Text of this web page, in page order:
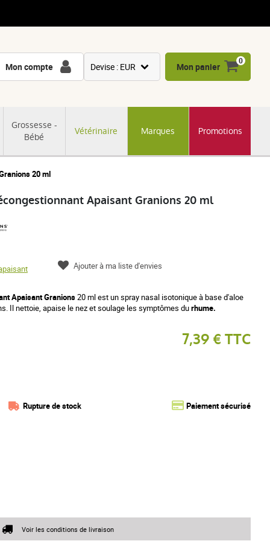
Grossesse -
Bébé
Vétérinaire Marques Promotions
Mon compte Devise : EUR
CNY
Mon panier
0
20 ml
Apaisant Granions 20 ml
Apaisant Granions20 ml est un spray nasal isotonique à base d'aloe
Il nettoie, apaise le nez et soulage les symptômes durhume.
7,39 € TTC
Rupture de stock Paiement sécurisé
Ajouter à ma liste d'envies
Voir les conditions de livraison